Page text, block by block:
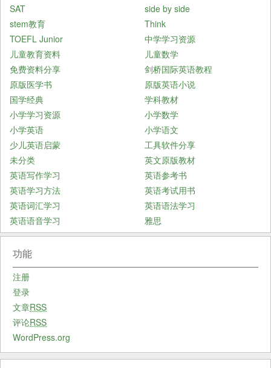
SAT
side by side
stem教育
Think
TOEFL Junior
中学学习资源
儿童教育资料
儿童数学
免费资料分享
剑桥国际英语教程
原版医学书
原版英语小说
国学经典
学科教材
小学学习资源
小学数学
小学英语
小学语文
少儿英语启蒙
工具软件分享
未分类
英文原版教材
英语写作学习
英语参考书
英语学习方法
英语考试用书
英语词汇学习
英语语法学习
英语语音学习
雅思
功能
注册
登录
文章RSS
评论RSS
WordPress.org